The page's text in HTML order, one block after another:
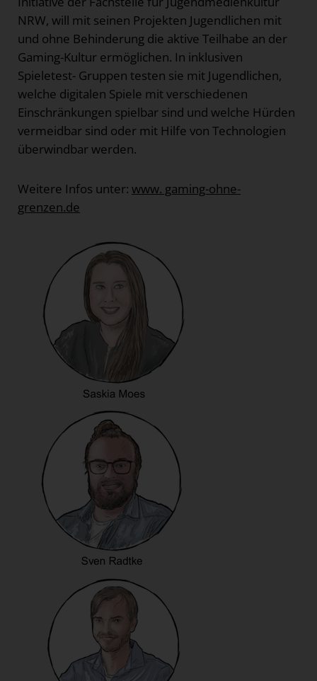
NRW, will mit seinen Projekten Jugendlichen mit
und ohne Behinderung die aktive Teilhabe an der
Gaming-Kultur ermöglichen. In inklusiven
Spieletest- Gruppen testen sie mit Jugendlichen,
welche digitalen Spiele mit verschiedenen
Einschränkungen spielbar sind und welche Hürden
vermeidbar sind oder mit Hilfe von Technologien
überwindbar werden.
Weitere Infos unter: www. gaming-ohne-
grenzen.de